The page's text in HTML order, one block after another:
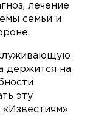
лечение
семьи и
держится на
эту